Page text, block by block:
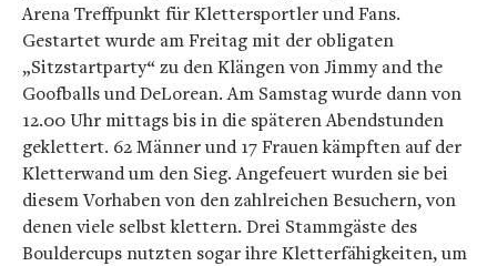
Arena Treffpunkt für Klettersportler und Fans.
Gestartet wurde am Freitag mit der obligaten
„Sitzstartparty“ zu den Klängen von Jimmy and the
Goofballs und DeLorean. Am Samstag wurde dann von
12.00 Uhr mittags bis in die späteren Abendstunden
geklettert. 62 Männer und 17 Frauen kämpften auf der
Kletterwand um den Sieg. Angefeuert wurden sie bei
diesem Vorhaben von den zahlreichen Besuchern, von
denen viele selbst klettern. Drei Stammgäste des
Bouldercups nutzten sogar ihre Kletterfähigkeiten, um